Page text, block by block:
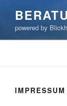
springenpowered by
IMPRESSUM